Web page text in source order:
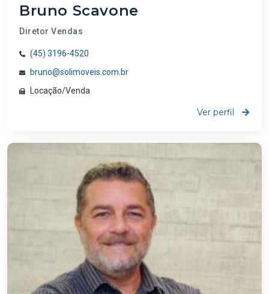
Bruno Scavone
Diretor Vendas
(45) 3196-4520
bruno@solimoveis.com.br
Locação/Venda
Ver perfil